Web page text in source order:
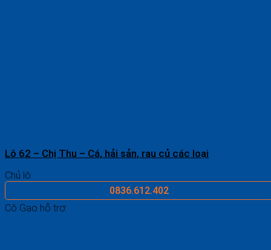
Lô 62 – Chị Thu – Cá, hải sản, rau củ các loại
Chủ lô:
0836.612.402
Cô Gạo hỗ trợ: